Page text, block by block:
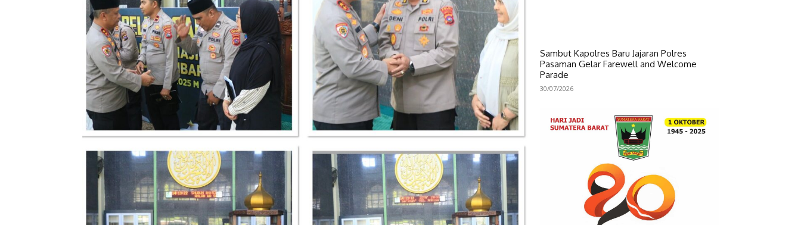
Sambut Kapolres Baru Jajaran Polres
Pasaman Gelar Farewell and Welcome
Parade
30/07/2026